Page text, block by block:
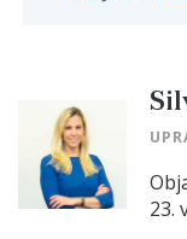
23.